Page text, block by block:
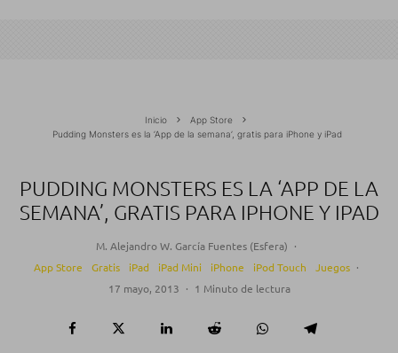
Inicio
App Store
Pudding Monsters es la ‘App de la semana’, gratis para iPhone y iPad
PUDDING MONSTERS ES LA ‘APP DE LA
SEMANA’, GRATIS PARA IPHONE Y IPAD
M. Alejandro W. García Fuentes (Esfera) ·
App Store
Gratis iPad iPad Mini iPhone iPod Touch Juegos ·
17 mayo, 2013 · 1 Minuto de lectura